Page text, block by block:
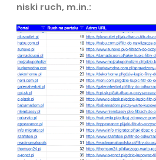
niski ruch, m.in.: